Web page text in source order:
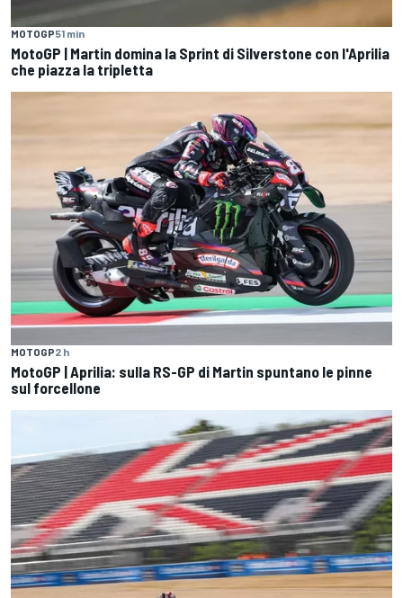
MOTOGP51 min
MotoGP | Martin domina la Sprint di Silverstone con l'Aprilia
che piazza la tripletta
MOTOGP2 h
MotoGP | Aprilia: sulla RS-GP di Martin spuntano le pinne
sul forcellone